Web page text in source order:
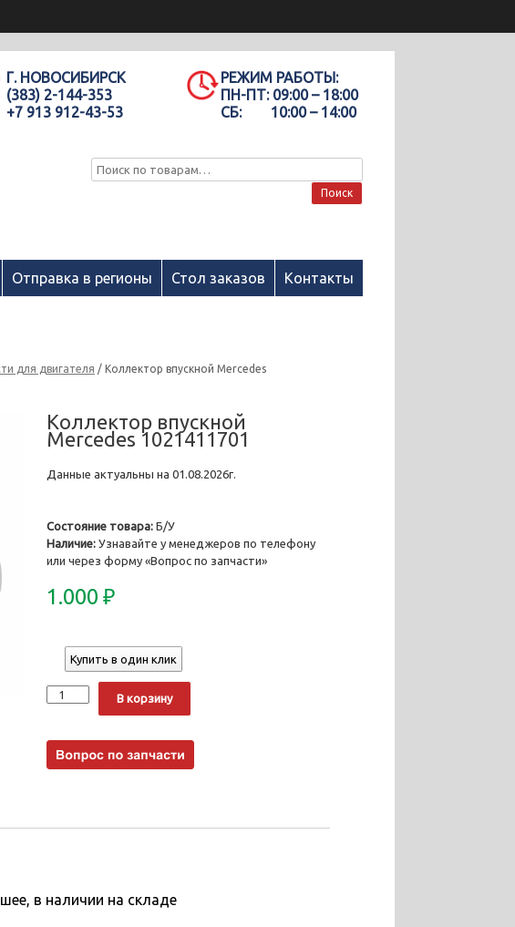
Г. НОВОСИБИРСК
(383) 2-144-353
+7 913 912-43-53
РЕЖИМ РАБОТЫ:
ПН-ПТ: 09:00 – 18:00
СБ:
10:00 – 14:00
Поиск
Отправка в регионы Стол заказов Контакты
для двигателя / Коллектор впускной Mercedes
Коллектор впускной
Mercedes 1021411701
Данные актуальны на 01.08.2026г.
Состояние товара: Б/У
Наличие: Узнавайте у менеджеров по телефону
или через форму «Вопрос по запчасти»
1.000₽
Купить в один клик
Количество
В корзину
в наличии на складе